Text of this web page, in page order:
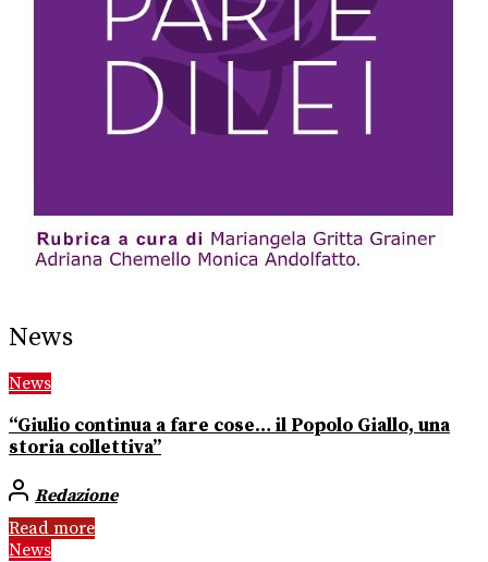
News
News
“Giulio continua a fare cose… il Popolo Giallo, una
storia collettiva”
Redazione
Read more
News